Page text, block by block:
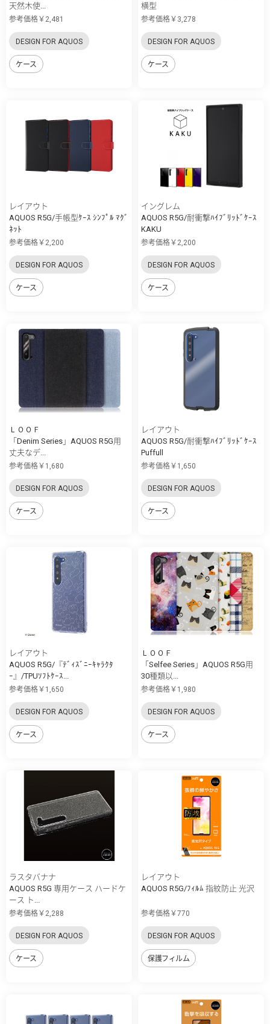
天然木使...
参考価格￥2,481
DESIGN FOR AQUOS
ケース
横型
参考価格￥3,278
DESIGN FOR AQUOS
ケース
レイアウト
AQUOS R5G/手帳型ｹｰｽ ｼﾝﾌﾟﾙ ﾏｸﾞ
ﾈｯﾄ
参考価格￥2,200
DESIGN FOR AQUOS
ケース
イングレム
AQUOS R5G/耐衝撃ﾊｲﾌﾞﾘｯﾄﾞｹｰｽ
KAKU
参考価格￥2,200
DESIGN FOR AQUOS
ケース
ＬＯＯＦ
「Denim Series」AQUOS R5G用
丈夫なデ...
参考価格￥1,680
DESIGN FOR AQUOS
ケース
レイアウト
AQUOS R5G/耐衝撃ﾊｲﾌﾞﾘｯﾄﾞｹｰｽ
Puffull
参考価格￥1,650
DESIGN FOR AQUOS
ケース
レイアウト
AQUOS R5G/『ﾃﾞｨｽﾞﾆｰｷｬﾗｸﾀ
ｰ』/TPUｿﾌﾄｹｰｽ...
参考価格￥1,650
DESIGN FOR AQUOS
ケース
ＬＯＯＦ
「Selfee Series」AQUOS R5G用
30種類以...
参考価格￥1,980
DESIGN FOR AQUOS
ケース
ラスタバナナ
AQUOS R5G 専用ケース ハードケ
ース ト...
参考価格￥2,288
DESIGN FOR AQUOS
ケース
レイアウト
AQUOS R5G/ﾌｨﾙﾑ 指紋防止 光沢
参考価格￥770
DESIGN FOR AQUOS
保護フィルム